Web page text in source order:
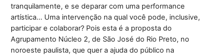
tranquilamente, e se deparar com uma performance
artística… Uma intervenção na qual você pode, inclusive,
participar e colaborar? Pois esta é a proposta do
Agrupamento Núcleo 2, de São José do Rio Preto, no
noroeste paulista, que quer a ajuda do público na